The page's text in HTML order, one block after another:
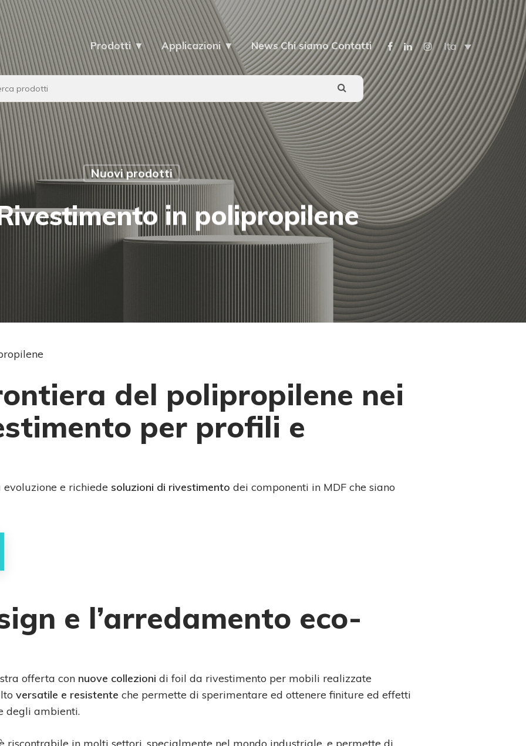
Ita
Prodotti ▼ Applicazioni ▼ NewsChi siamoContatti
Nuovi prodotti
in polipropilene
del polipropilene nei
per profili e
e richiede soluzioni di rivestimento dei componenti in MDF che siano
e l’arredamento eco-
offerta con nuove collezioni di foil da rivestimento per mobili realizzate
versatile e resistente che permette di sperimentare ed ottenere finiture ed effetti
degli ambienti.